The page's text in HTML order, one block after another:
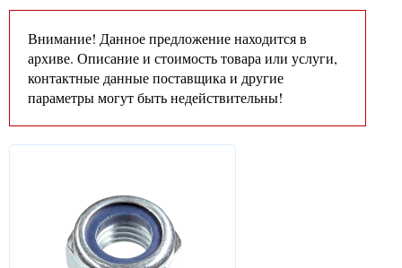
Внимание! Данное предложение находится в
архиве. Описание и стоимость товара или услуги,
контактные данные поставщика и другие
параметры могут быть недействительны!